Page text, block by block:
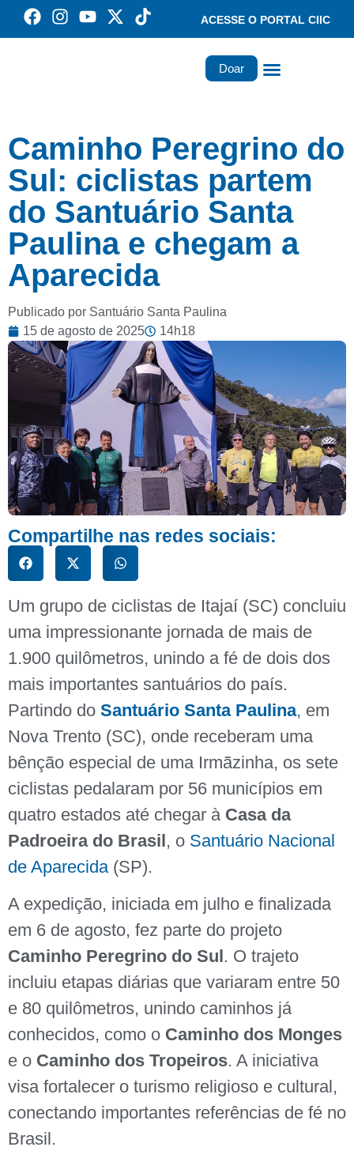
ACESSE O PORTAL CIIC
Doar
Caminho Peregrino do
Sul: ciclistas partem
do Santuário Santa
Paulina e chegam a
Aparecida
Publicado por Santuário Santa Paulina
15 de agosto de 2025
14h18
Compartilhe nas redes sociais:
Um grupo de ciclistas de Itajaí (SC) concluiu
uma impressionante jornada de mais de
1.900 quilômetros, unindo a fé de dois dos
mais importantes santuários do país.
Partindo do Santuário Santa Paulina, em
Nova Trento (SC), onde receberam uma
bênção especial de uma Irmãzinha, os sete
ciclistas pedalaram por 56 municípios em
quatro estados até chegar à Casa da
Padroeira do Brasil, o Santuário Nacional
de Aparecida(SP).
A expedição, iniciada em julho e finalizada
em 6 de agosto, fez parte do projeto
Caminho Peregrino do Sul . O trajeto
incluiu etapas diárias que variaram entre 50
e 80 quilômetros, unindo caminhos já
conhecidos, como o Caminho dos Monges
e o Caminho dos Tropeiros. A iniciativa
visa fortalecer o turismo religioso e cultural,
conectando importantes referências de fé no
Brasil.